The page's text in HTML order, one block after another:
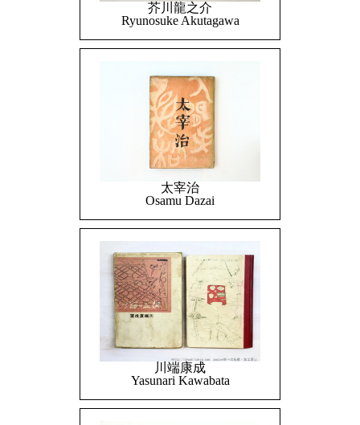
芥川龍之介
Ryunosuke Akutagawa
太宰治
Osamu Dazai
川端康成
Yasunari Kawabata